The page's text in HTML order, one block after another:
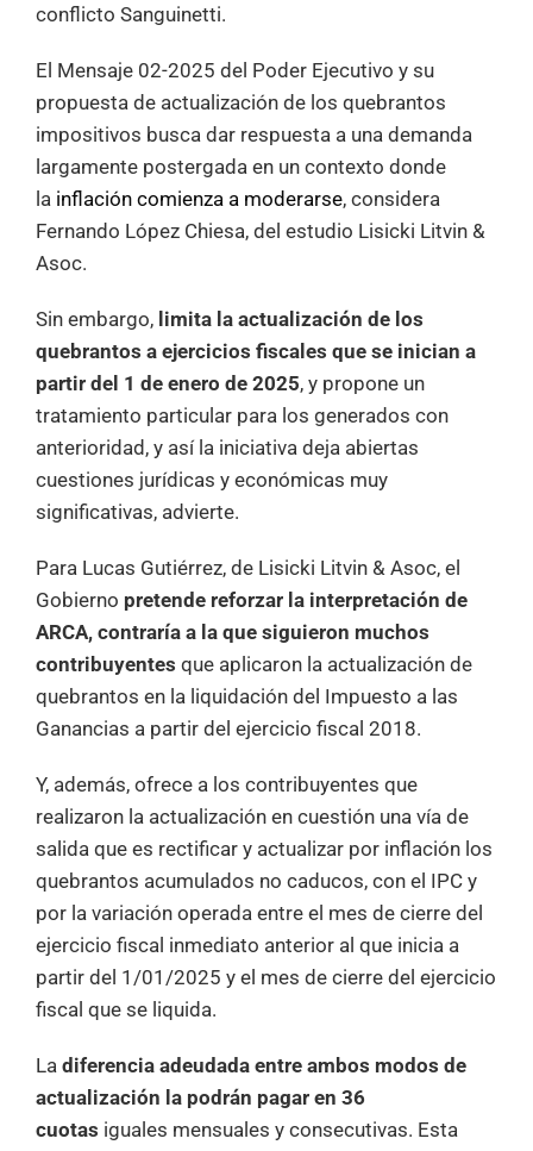
conflicto Sanguinetti.
El Mensaje 02-2025 del Poder Ejecutivo y su
propuesta de actualización de los quebrantos
impositivos busca dar respuesta a una demanda
largamente postergada en un contexto donde
la inflación comienza a moderarse, considera
Fernando López Chiesa, del estudio Lisicki Litvin &
Asoc.
Sin embargo, limita la actualización de los
quebrantos a ejercicios fiscales que se inician a
partir del 1 de enero de 2025, y propone un
tratamiento particular para los generados con
anterioridad, y así la iniciativa deja abiertas
cuestiones jurídicas y económicas muy
significativas, advierte.
Para Lucas Gutiérrez, de Lisicki Litvin & Asoc, el
Gobierno pretende reforzar la interpretación de
ARCA, contraría a la que siguieron muchos
contribuyentes que aplicaron la actualización de
quebrantos en la liquidación del Impuesto a las
Ganancias a partir del ejercicio fiscal 2018.
Y, además, ofrece a los contribuyentes que
realizaron la actualización en cuestión una vía de
salida que es rectificar y actualizar por inflación los
quebrantos acumulados no caducos, con el IPC y
por la variación operada entre el mes de cierre del
ejercicio fiscal inmediato anterior al que inicia a
partir del 1/01/2025 y el mes de cierre del ejercicio
fiscal que se liquida.
La diferencia adeudada entre ambos modos de
actualización la podrán pagar en 36
cuotas iguales mensuales y consecutivas. Esta